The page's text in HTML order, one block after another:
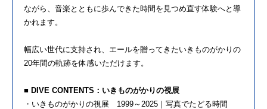
ながら、音楽とともに歩んできた時間を見つめ直す体験へと導
かれます。
幅広い世代に支持され、エールを贈ってきたいきものがかりの
20年間の軌跡を体感いただけます。
■ DIVE CONTENTS：いきものがかりの視展
・いきものがかりの視展 1999～2025｜写真でたどる時間